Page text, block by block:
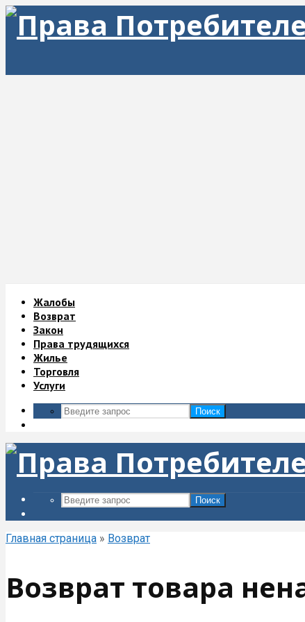
Жалобы
Возврат
Закон
Права трудящихся
Жилье
Торговля
Услуги
Поиск
Поиск
Главная страница » Возврат
Возврат товара